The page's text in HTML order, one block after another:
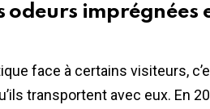
odeurs imprégnées
face à certains visiteurs,
transportent avec eux. En